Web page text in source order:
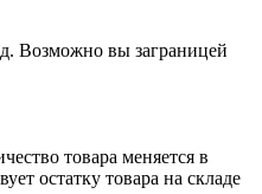
Возможно вы заграницей
товара меняется в
остатку товара на складе